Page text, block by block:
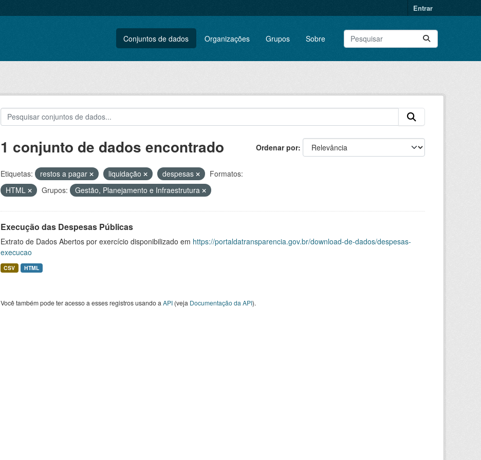
Entrar
Conjuntos de dados Organizações Grupos Sobre
Ordenar por
1 conjunto de dados encontrado
Etiquetas: restos a pagar liquidação despesas
Formatos:
HTML
Grupos: Gestão, Planejamento e Infraestrutura
Execução das Despesas Públicas
Extrato de Dados Abertos por exercício disponibilizado em https://portaldatransparencia.gov.br/download-de-dados/despesas-
execucao
CSV HTML
Você também pode ter acesso a esses registros usando a API(veja Documentação da API).